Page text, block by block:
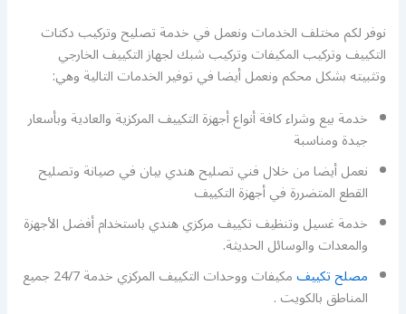
نوفر لكم مختلف الخدمات ونعمل في خدمة تصليح وتركيب دكتات
التكييف وتركيب المكيفات وتركيب شبك لجهاز التكييف الخارجي
وتثبيته بشكل محكم ونعمل أيضا في توفير الخدمات التالية وهي:
خدمة بيع وشراء كافة أنواع أجهزة التكييف المركزية والعادية وبأسعار
جيدة ومناسبة
نعمل أيضا من خلال فني تصليح هندي بيان في صيانة وتصليح
القطع المتضررة في أجهزة التكييف
خدمة غسيل وتنظيف تكييف مركزي هندي باستخدام أفضل الأجهزة
والمعدات والوسائل الحديثة.
مصلح تكييف
مكيفات ووحدات التكييف المركزي خدمة 24/7 جميع
المناطق بالكويت .